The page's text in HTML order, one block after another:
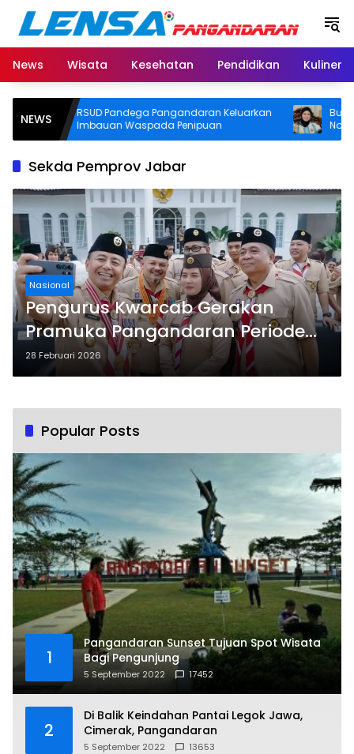
Langsung
konten
News
Wisata Kesehatan Pendidikan Kuliner
NEWSRSUD Pandega Pangandaran Keluarkan
Imbauan Waspada Penipuan
Bupati
Nobar
Door Prize
Sekda Pemprov Jabar
Nasional
Pengurus Kwarcab Gerakan
Pramuka Pangandaran Periode
2026-2031 Resmi Dilantik
28 Februari 2026
Popular Posts
1
Pangandaran Sunset Tujuan Spot Wisata
Bagi Pengunjung
5 September 2022 17452
2
Di Balik Keindahan Pantai Legok Jawa,
Cimerak, Pangandaran
5 September 2022 13653